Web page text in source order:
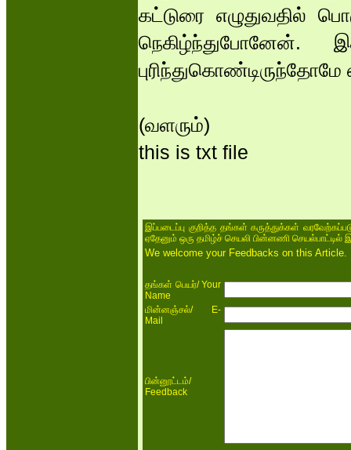
கட்டுரை எழுதுவதில்
(வளரும்)
this is txt file
இப்படைப்பு குறித்த தங்கள் கருத்துக்கள்
ஏதேனும் ஒரு தமிழ்ச் செயலி பின்னணி செயல்பாட்டில்
We welcome your Feedbacks on this
தங்கள் பெயர்/ Your
Name
மின்னஞ்சல்/ E-
Mail
பின்னூட்டம்/
Feedback